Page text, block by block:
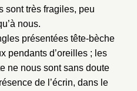
sont très fragiles, peu
nous.
présentées tête-bèche
pendants d’oreilles ; les
ne nous sont sans doute
de l’écrin, dans le